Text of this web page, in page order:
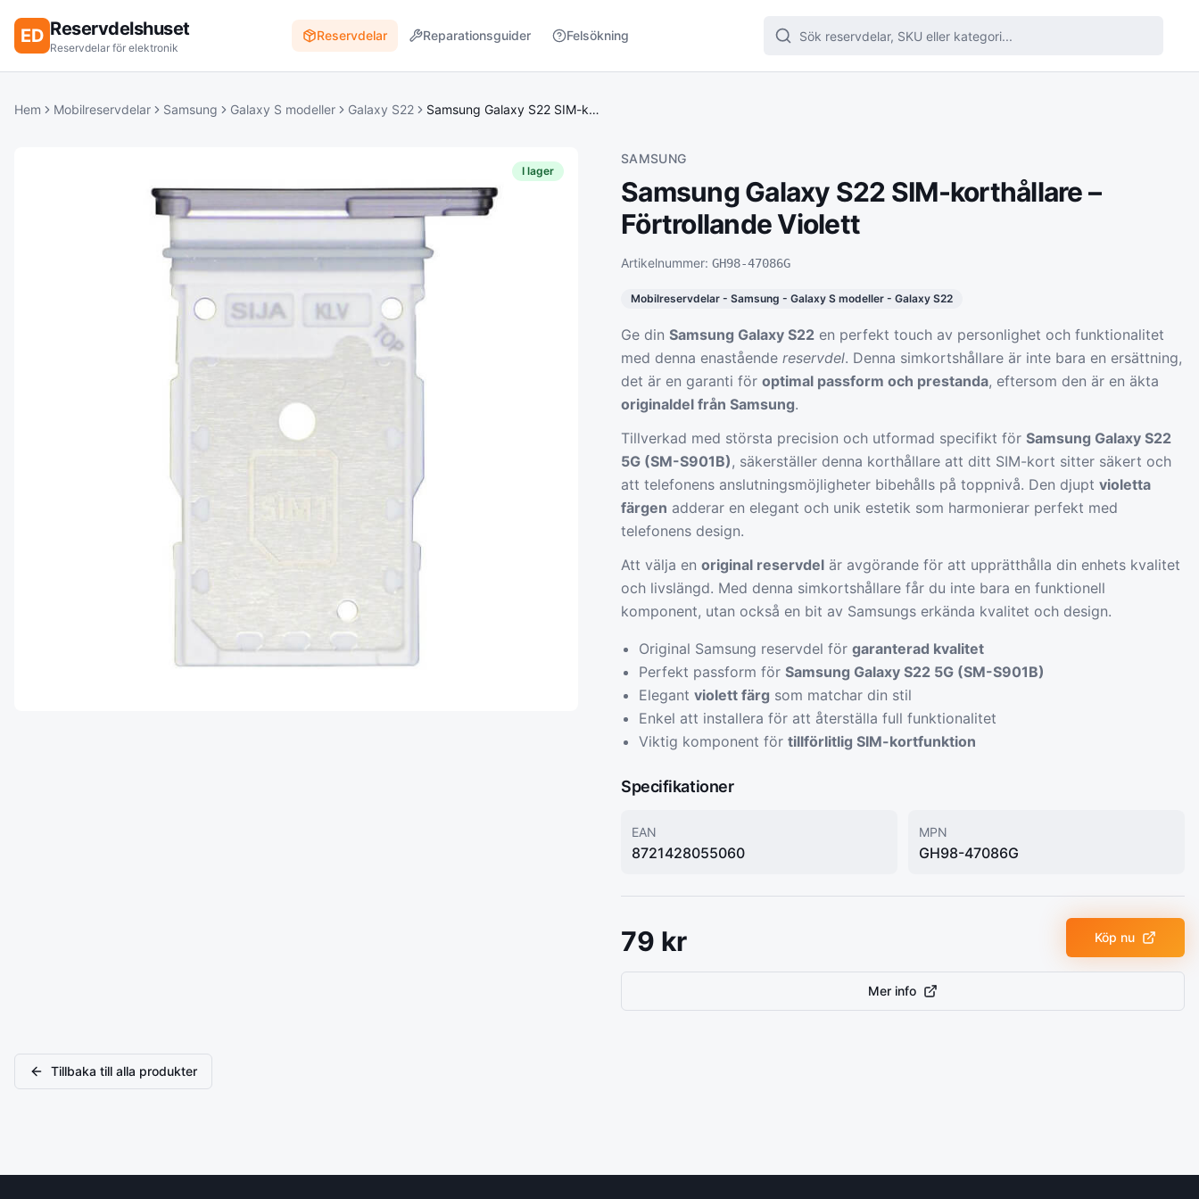
ED Reservdelshuset
Reservdelar för elektronik
Reservdelar Reparationsguider Felsökning
Hem Mobilreservdelar Samsung Galaxy S modeller Galaxy S22 Samsung Galaxy S22 SIM-korthållare – Förtrollande Violett
I lager
SAMSUNG
Samsung Galaxy S22 SIM-korthållare –
Förtrollande Violett
Artikelnummer: GH98-47086G
Mobilreservdelar - Samsung - Galaxy S modeller - Galaxy S22
Ge din Samsung Galaxy S22 en perfekt touch av personlighet och funktionalitet
med denna enastående reservdel. Denna simkortshållare är inte bara en ersättning,
det är en garanti för optimal passform och prestanda, eftersom den är en äkta
originaldel från Samsung.
Tillverkad med största precision och utformad specifikt för Samsung Galaxy S22
5G (SM-S901B), säkerställer denna korthållare att ditt SIM-kort sitter säkert och
att telefonens anslutningsmöjligheter bibehålls på toppnivå. Den djupt violetta
färgen adderar en elegant och unik estetik som harmonierar perfekt med
telefonens design.
Att välja en original reservdel är avgörande för att upprätthålla din enhets kvalitet
och livslängd. Med denna simkortshållare får du inte bara en funktionell
komponent, utan också en bit av Samsungs erkända kvalitet och design.
Original Samsung reservdel för garanterad kvalitet
Perfekt passform för Samsung Galaxy S22 5G (SM-S901B)
Elegant violett färg som matchar din stil
Enkel att installera för att återställa full funktionalitet
Viktig komponent för tillförlitlig SIM-kortfunktion
Specifikationer
EAN
8721428055060
MPN
GH98-47086G
79 kr Köp nu
Mer info
Tillbaka till alla produkter